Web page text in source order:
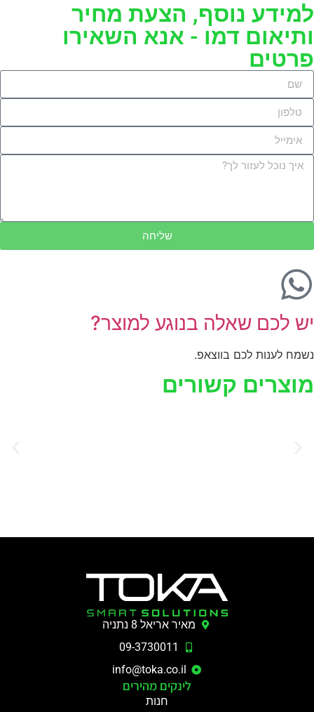
למידע נוסף, הצעת מחיר
ותיאום דמו - אנא השאירו
פרטים
שליחה
יש לכם שאלה בנוגע למוצר?
נשמח לענות לכם בווצאפ.
מוצרים קשורים
מאיר אריאל 8 נתניה
09-3730011
info@toka.co.il
לינקים מהירים
חנות